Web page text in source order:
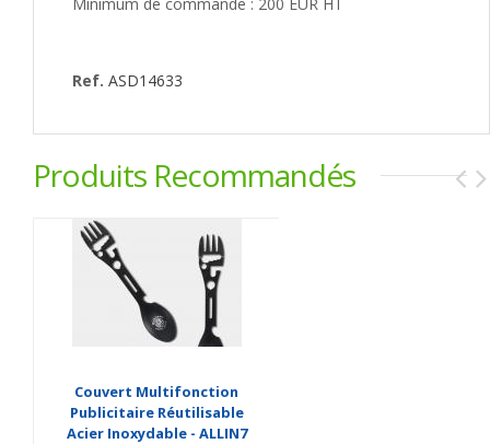
Ref. ASD14633
Produits Recommandés
Couvert Multifonction
Publicitaire Réutilisable
Acier Inoxydable - ALLIN7